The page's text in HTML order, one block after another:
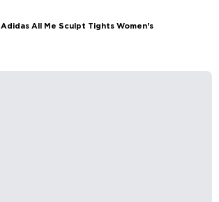
Adidas All Me Sculpt Tights Women's